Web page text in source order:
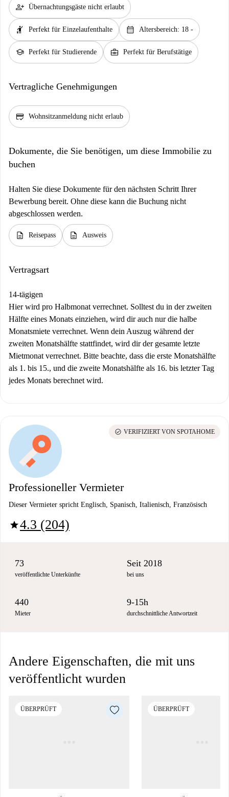
person_add Übernachtungsgäste nicht erlaubt
hail Perfekt für Einzelaufenthalte calendar_month Altersbereich: 18 -
school Perfekt für Studierende business_center Perfekt für Berufstätige
Vertragliche Genehmigungen
credit_score Wohnsitzanmeldung nicht erlaub
Dokumente, die Sie benötigen, um diese Immobilie zu
buchen
Halten Sie diese Dokumente für den nächsten Schritt Ihrer
Bewerbung bereit. Ohne diese kann die Buchung nicht
abgeschlossen werden.
description Reisepass description Ausweis
Vertragsart
14-tägigen
Hier wird pro Halbmonat verrechnet. Solltest du in der zweiten
Hälfte eines Monats einziehen, wird dir auch nur die halbe
Monatsmiete verrechnet. Wenn dein Auszug während der
zweiten Monatshälfte stattfindet, wird dir der gesamte letzte
Mietmonat verrechnet. Bitte beachte, dass die erste Monatshälfte
als 1. bis 15., und die zweite Monatshälfte als 16. bis letzter Tag
jedes Monats berechnet wird.
Professioneller Vermieter
Dieser Vermieter spricht Englisch, Spanisch, Italienisch, Französisch
star4.3 (204)
check_circle VERIFIZIERT VON SPOTAHOME
73
veröffentlichte Unterkünfte
Seit 2018
bei uns
440
Mieter
9-15h
durchschnittliche Antwortzeit
Andere Eigenschaften, die mit uns
veröffentlicht wurden
ÜBERPRÜFT ÜBERPRÜFT